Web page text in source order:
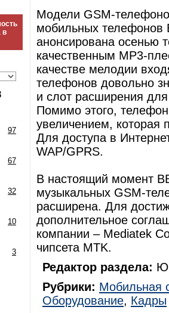
в
97
67
32
10
3
Модели GSM-
мобильных телефонов
анонсирована осенью
качественным MP3-
качестве мелодии
телефонов довольно
и слот расширения
Помимо этого,
увеличением, которая
Для доступа в
WAP/GPRS.
В настоящий момент
музыкальных GSM-
расширена. Для
дополнительное
компании – Mediatek
чипсета MTK.
Редактор раздела:
Рубрики: Мобильная
Оборудование, Кадры